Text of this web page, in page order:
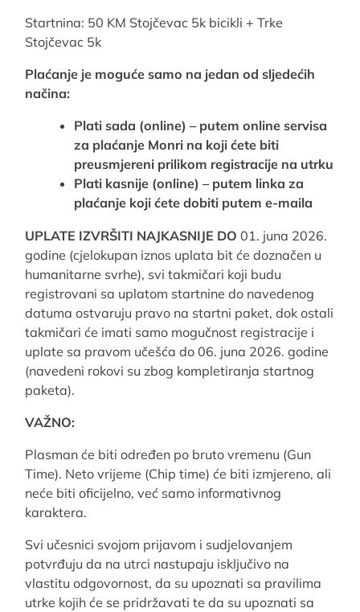
Startnina: 50 KM Stojčevac 5k bicikli + Trke
Stojčevac 5k
Plaćanje je moguće samo na jedan od sljedećih
načina:
Plati sada (online) – putem online servisa
za plaćanje Monri na koji ćete biti
preusmjereni prilikom registracije na utrku
Plati kasnije (online) – putem linka za
plaćanje koji ćete dobiti putem e-maila
UPLATE IZVRŠITI NAJKASNIJE DO 01. juna 2026.
godine (cjelokupan iznos uplata bit će doznačen u
humanitarne svrhe), svi takmičari koji budu
registrovani sa uplatom startnine do navedenog
datuma ostvaruju pravo na startni paket, dok ostali
takmičari će imati samo mogučnost registracije i
uplate sa pravom učešća do 06. juna 2026. godine
(navedeni rokovi su zbog kompletiranja startnog
paketa).
VAŽNO:
Plasman će biti određen po bruto vremenu (Gun
Time). Neto vrijeme (Chip time) će biti izmjereno, ali
neće biti oficijelno, već samo informativnog
karaktera.
Svi učesnici svojom prijavom i sudjelovanjem
potvrđuju da na utrci nastupaju isključivo na
vlastitu odgovornost, da su upoznati sa pravilima
utrke kojih će se pridržavati te da su upoznati sa